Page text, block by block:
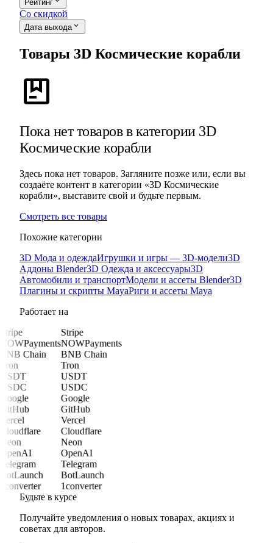
Рейтинг
Со скидкой
Дата выхода expand_more
Товары 3D Космические корабли
package
Пока нет товаров в категории 3D
Космические корабли
Здесь пока нет товаров. Загляните позже или, если вы
создаёте контент в категории «3D Космические
корабли», выставите свой и будьте первым.
Смотреть все товары
Похожие категории
3D Мода и одеждаИгрушки и игры — 3D-модели3D
Аддоны Blender3D Одежда и аксессуары3D
Автомобили и транспортМодели и ассеты Blender3D
Плагины и скрипты MayaРиги и ассеты Maya
Работает на
Stripe
NOWPayments
BNB Chain
Tron
USDT
USDC
Google
GitHub
Vercel
Cloudflare
Neon
OpenAI
Telegram
BotLaunch
1converter
Stripe
NOWPayments
BNB Chain
Tron
USDT
USDC
Google
GitHub
Vercel
Cloudflare
Neon
OpenAI
Telegram
BotLaunch
1converter
Будьте в курсе
Получайте уведомления о новых товарах, акциях и
советах для авторов.